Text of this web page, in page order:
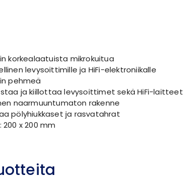
korkealaatuista mikrokuitua
levysoittimille ja HiFi-elektroniikalle
pehmeä
ja kiillottaa levysoittimet sekä HiFi-laitteet
naarmuuntumaton rakenne
pölyhiukkaset ja rasvatahrat
200 x 200 mm